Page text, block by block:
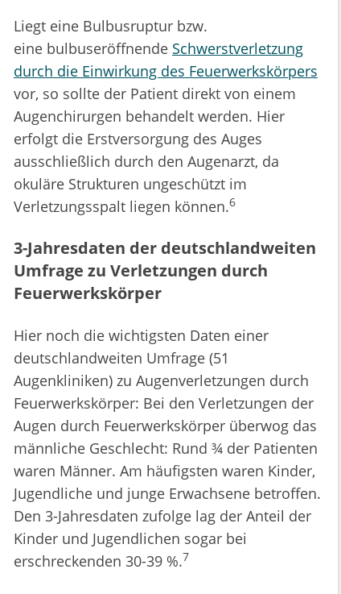
Liegt eine Bulbusruptur bzw.
eine bulbuseröffnende Schwerstverletzung
durch die Einwirkung des Feuerwerkskörpers
vor, so sollte der Patient direkt von einem
Augenchirurgen behandelt werden. Hier
erfolgt die Erstversorgung des Auges
ausschließlich durch den Augenarzt, da
okuläre Strukturen ungeschützt im
Verletzungsspalt liegen können.6
3-Jahresdaten der deutschlandweiten
Umfrage zu Verletzungen durch
Feuerwerkskörper
Hier noch die wichtigsten Daten einer
deutschlandweiten Umfrage (51
Augenkliniken) zu Augenverletzungen durch
Feuerwerkskörper: Bei den Verletzungen der
Augen durch Feuerwerkskörper überwog das
männliche Geschlecht: Rund ¾ der Patienten
waren Männer. Am häufigsten waren Kinder,
Jugendliche und junge Erwachsene betroffen.
Den 3-Jahresdaten zufolge lag der Anteil der
Kinder und Jugendlichen sogar bei
erschreckenden 30-39 %.7